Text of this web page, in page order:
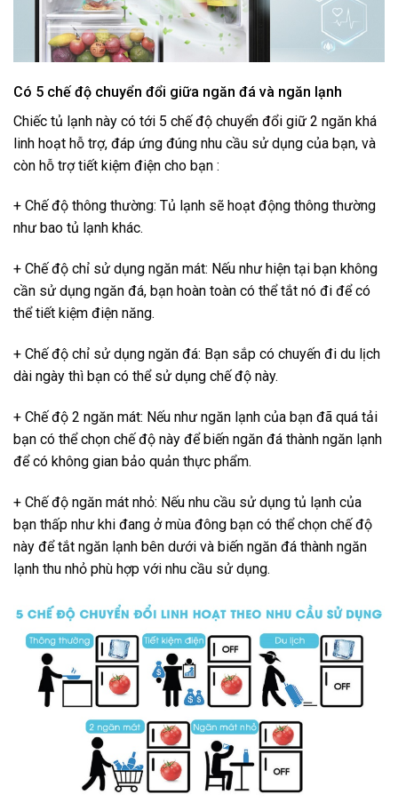
Có 5 chế độ chuyển đổi giữa ngăn đá và ngăn lạnh
Chiếc tủ lạnh này có tới 5 chế độ chuyển đổi giữ 2 ngăn khá
linh hoạt hỗ trợ, đáp ứng đúng nhu cầu sử dụng của bạn, và
còn hỗ trợ tiết kiệm điện cho bạn :
+ Chế độ thông thường: Tủ lạnh sẽ hoạt động thông thường
như bao tủ lạnh khác.
+ Chế độ chỉ sử dụng ngăn mát: Nếu như hiện tại bạn không
cần sử dụng ngăn đá, bạn hoàn toàn có thể tắt nó đi để có
thể tiết kiệm điện năng.
+ Chế độ chỉ sử dụng ngăn đá: Bạn sắp có chuyến đi du lịch
dài ngày thì bạn có thể sử dụng chế độ này.
+ Chế độ 2 ngăn mát: Nếu như ngăn lạnh của bạn đã quá tải
bạn có thể chọn chế độ này để biến ngăn đá thành ngăn lạnh
để có không gian bảo quản thực phẩm.
+ Chế độ ngăn mát nhỏ: Nếu nhu cầu sử dụng tủ lạnh của
bạn thấp như khi đang ở mùa đông bạn có thể chọn chế độ
này để tắt ngăn lạnh bên dưới và biến ngăn đá thành ngăn
lạnh thu nhỏ phù hợp với nhu cầu sử dụng.